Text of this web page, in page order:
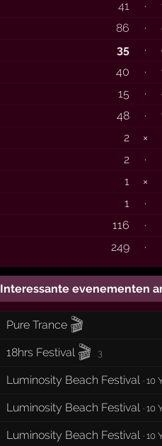
41
·
86
·
35
·
40
·
15
·
48
·
2
×
2
·
1
×
1
·
116
·
249
·
Interessante evenementen
Pure Trance 🎬
18hrs Festival 🎬 3
Luminosity Beach Festival ·10
Luminosity Beach Festival ·10
Luminosity Beach Festival ·10